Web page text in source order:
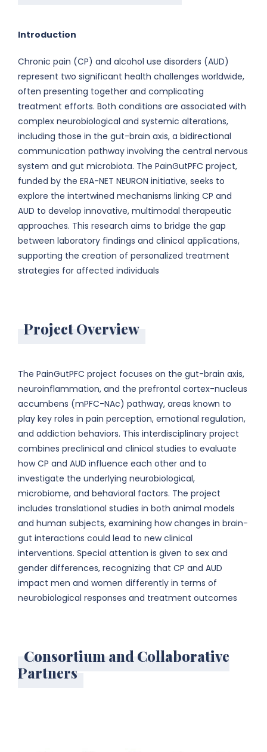
Introduction
Chronic pain (CP) and alcohol use disorders (AUD)
represent two significant health challenges worldwide,
often presenting together and complicating
treatment efforts. Both conditions are associated with
complex neurobiological and systemic alterations,
including those in the gut-brain axis, a bidirectional
communication pathway involving the central nervous
system and gut microbiota. The PainGutPFC project,
funded by the ERA-NET NEURON initiative, seeks to
explore the intertwined mechanisms linking CP and
AUD to develop innovative, multimodal therapeutic
approaches. This research aims to bridge the gap
between laboratory findings and clinical applications,
supporting the creation of personalized treatment
strategies for affected individuals
Project Overview
The PainGutPFC project focuses on the gut-brain axis,
neuroinflammation, and the prefrontal cortex-nucleus
accumbens (mPFC-NAc) pathway, areas known to
play key roles in pain perception, emotional regulation,
and addiction behaviors. This interdisciplinary project
combines preclinical and clinical studies to evaluate
how CP and AUD influence each other and to
investigate the underlying neurobiological,
microbiome, and behavioral factors. The project
includes translational studies in both animal models
and human subjects, examining how changes in brain-
gut interactions could lead to new clinical
interventions. Special attention is given to sex and
gender differences, recognizing that CP and AUD
impact men and women differently in terms of
neurobiological responses and treatment outcomes
Consortium and Collaborative
Partners